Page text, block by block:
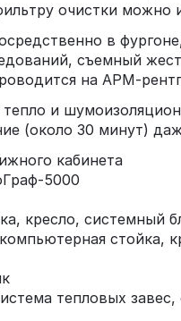
очистки можно
в
съемный
на АРМ-
и
(около 30 минут)
кабинета
5000
кресло, системный
тепловых